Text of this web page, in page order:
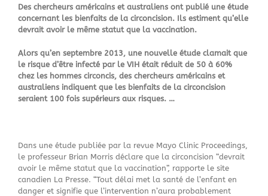
Des chercheurs américains et australiens ont publié une étude
concernant les bienfaits de la circoncision. Ils estiment qu’elle
devrait avoir le même statut que la vaccination.
Alors qu’en septembre 2013, une nouvelle étude clamait que
le risque d’être infecté par le VIH était réduit de 50 à 60%
chez les hommes circoncis, des chercheurs américains et
australiens indiquent que les bienfaits de la circoncision
seraient 100 fois supérieurs aux risques. …
Dans une étude publiée par la revue Mayo Clinic Proceedings,
le professeur Brian Morris déclare que la circoncision “devrait
avoir le même statut que la vaccination”, rapporte le site
canadien La Presse. “Tout délai met la santé de l’enfant en
danger et signifie que l’intervention n’aura probablement